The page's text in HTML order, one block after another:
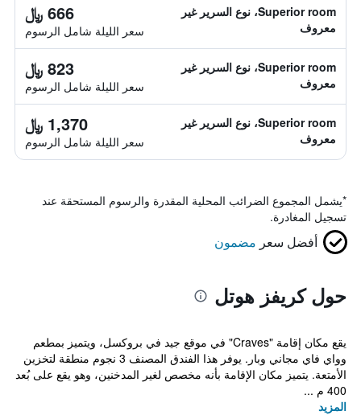
Superior room، نوع السرير غير
معروف
666 ﷼
سعر الليلة شامل الرسوم
Superior room، نوع السرير غير
معروف
823 ﷼
سعر الليلة شامل الرسوم
Superior room، نوع السرير غير
معروف
1,370 ﷼
سعر الليلة شامل الرسوم
*يشمل المجموع الضرائب المحلية المقدرة والرسوم المستحقة عند
تسجيل المغادرة.
أفضل سعر مضمون
حول كريفز هوتل
يقع مكان إقامة "Craves" في موقع جيد في بروكسل، ويتميز بمطعم
وواي فاي مجاني وبار. يوفر هذا الفندق المصنف 3 نجوم منطقة لتخزين
الأمتعة. يتميز مكان الإقامة بأنه مخصص لغير المدخنين، وهو يقع على بُعد
400 م ...
المزيد